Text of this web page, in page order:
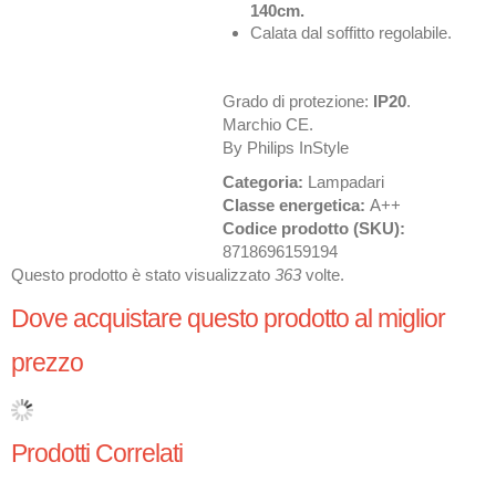
140cm.
Calata dal soffitto regolabile.
Grado di protezione: IP20.
Marchio CE.
By Philips InStyle
Categoria: Lampadari
Classe energetica:A++
Codice prodotto (SKU):
8718696159194
Questo prodotto è stato visualizzato 363 volte.
Dove acquistare questo prodotto al miglior
prezzo
Prodotti Correlati